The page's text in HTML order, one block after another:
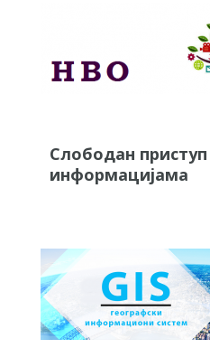
Слободан приступ
информацијама